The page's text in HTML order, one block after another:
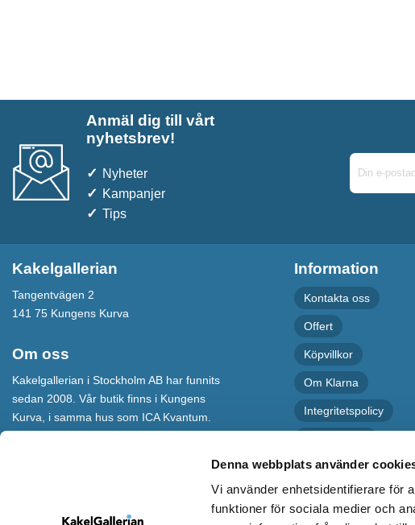
Denna webbplats använder
Vi använder enhetsidentifierare för
funktioner för sociala medier och
Anmäl dig till vårt
nyhetsbrev!
Nyheter
Kampanjer
Tips
Kakelgallerian
Tangentvägen 2
141 75 Kungens Kurva
Om oss
Kakelgallerian i Stockholm AB har funnits
sedan 2008. Vår butik finns i Kungens
Kurva, i samma hus som ICA Kvantum.
Information
Kontakta oss
Offert
Köpvillkor
Om Klarna
Integritetspolicy